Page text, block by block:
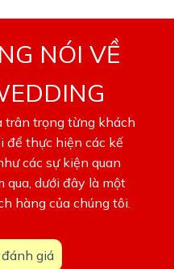
NÓI VỀ
trân trọng từng khách
để thực hiện các kế
các sự kiện quan
qua, dưới đây là một
hàng của chúng tôi.
giá